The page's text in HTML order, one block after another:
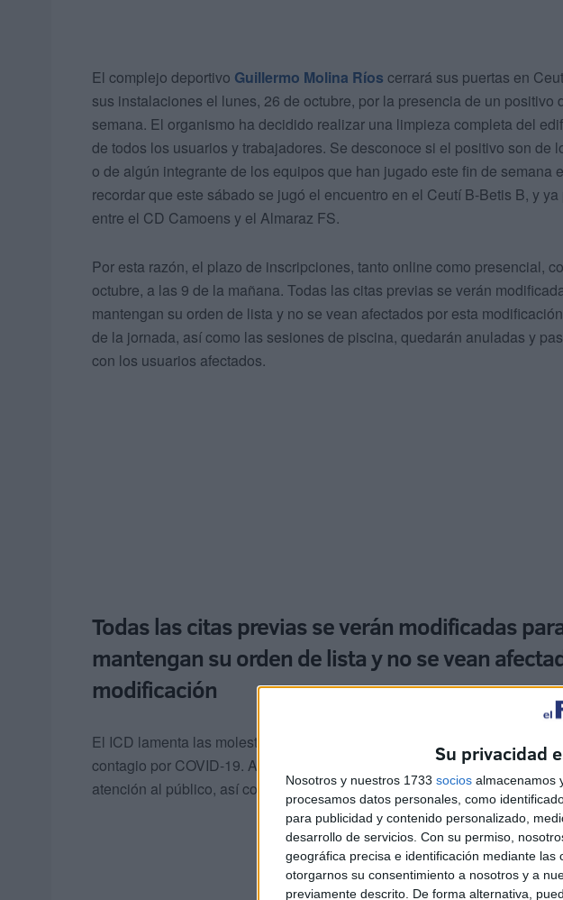
Su privacidad
Nosotros y nuestros 1733 socios almacenamos
procesamos datos personales, como
para publicidad y contenido personalizado,
desarrollo de servicios. Con su permiso,
geográfica precisa e identificación mediante
otorgarnos su consentimiento a nosotros y a
previamente descrito. De forma alternativa,
El complejo deportivo Guillermo Molina Ríos cerrará sus puertas en
sus instalaciones el lunes, 26 de octubre, por la presencia de un positivo
semana. El organismo ha decidido realizar una limpieza completa del
de todos los usuarios y trabajadores. Se desconoce si el positivo son de
o de algún integrante de los equipos que han jugado este fin de semana
recordar que este sábado se jugó el encuentro en el Ceutí B-Betis B, y
entre el CD Camoens y el Almaraz FS.
Por esta razón, el plazo de inscripciones, tanto online como presencial,
octubre, a las 9 de la mañana. Todas las citas previas se verán
mantengan su orden de lista y no se vean afectados por esta
de la jornada, así como las sesiones de piscina, quedarán anuladas y
con los usuarios afectados.
Todas las citas previas se verán modificadas
mantengan su orden de lista y no se vean
modificación
El ICD lamenta las molestias, pero asegura que, ante todo, debe proteger
contagio por COVID-19. Ante cualquier inconveniente, el ICD pone a su
atención al público, así como su correo electrónico.